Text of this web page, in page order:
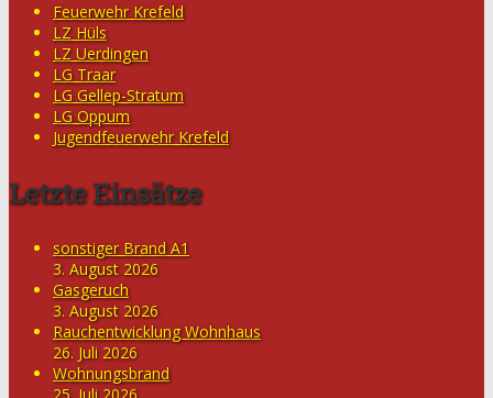
Feuerwehr Krefeld
LZ Hüls
LZ Uerdingen
LG Traar
LG Gellep-Stratum
LG Oppum
Jugendfeuerwehr Krefeld
Letzte Einsätze
sonstiger Brand A1
3. August 2026
Gasgeruch
3. August 2026
Rauchentwicklung Wohnhaus
26. Juli 2026
Wohnungsbrand